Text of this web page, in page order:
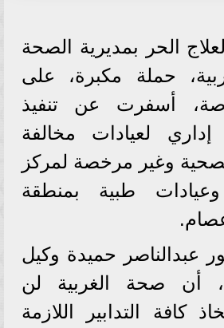
الحر بمديرية الصحة
حملة مكبرة، على
أسفرت عن تنفيذ
لعيادات مخالفة
وغير مرخصة لمركز
طبية بمنطقة
عبدالناصر حميدة وكيل
أن صحة الغربية لن
كافة التدابير اللازمة